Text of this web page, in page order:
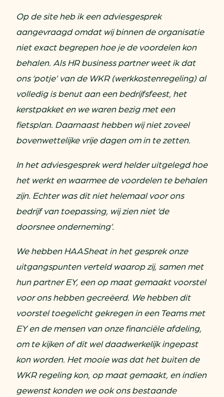
Op de site heb ik een adviesgesprek
aangevraagd omdat wij binnen de organisatie
niet exact begrepen hoe je de voordelen kon
behalen. Als HR business partner weet ik dat
ons ‘potje’ van de WKR (werkkostenregeling) al
volledig is benut aan een bedrijfsfeest, het
kerstpakket en we waren bezig met een
fietsplan. Daarnaast hebben wij niet zoveel
bovenwettelijke vrije dagen om in te zetten.
In het adviesgesprek werd helder uitgelegd hoe
het werkt en waarmee de voordelen te behalen
zijn. Echter was dit niet helemaal voor ons
bedrijf van toepassing, wij zien niet ‘de
doorsnee onderneming’.
We hebben HAASheat in het gesprek onze
uitgangspunten verteld waarop zij, samen met
hun partner EY, een op maat gemaakt voorstel
voor ons hebben gecreëerd. We hebben dit
voorstel toegelicht gekregen in een Teams met
EY en de mensen van onze financiële afdeling,
om te kijken of dit wel daadwerkelijk ingepast
kon worden. Het mooie was dat het buiten de
WKR regeling kon, op maat gemaakt, en indien
gewenst konden we ook ons bestaande